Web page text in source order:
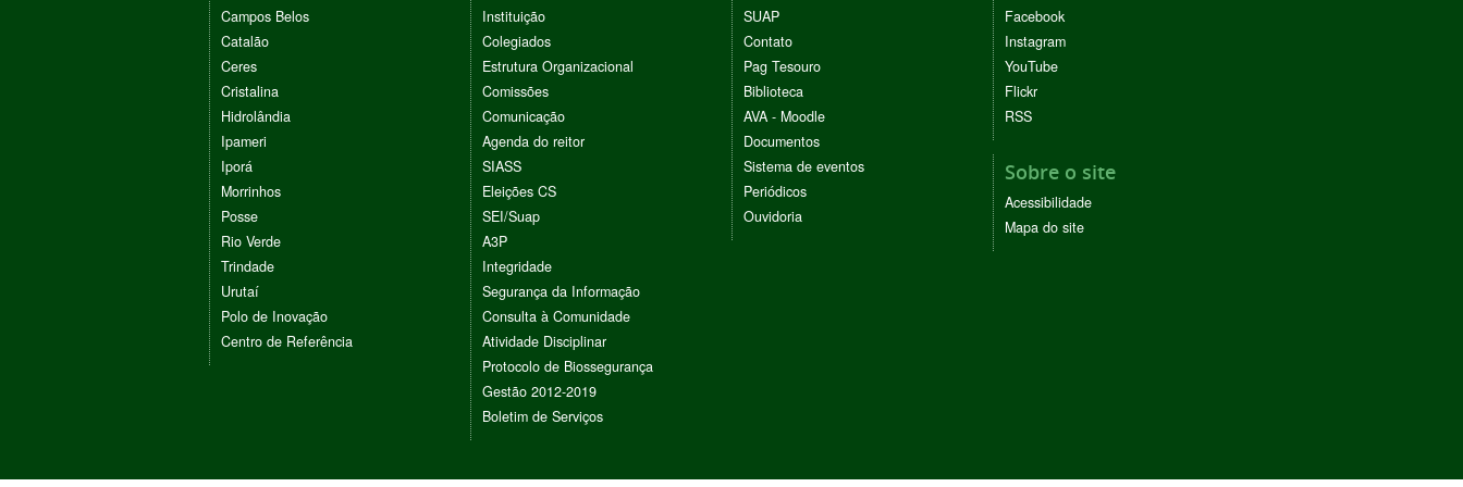
Campos Belos
Catalão
Ceres
Cristalina
Hidrolândia
Ipameri
Iporá
Morrinhos
Posse
Rio Verde
Trindade
Urutaí
Polo de Inovação
Centro de Referência
Instituição
Colegiados
Estrutura Organizacional
Comissões
Comunicação
Agenda do reitor
SIASS
Eleições CS
SEI/Suap
A3P
Integridade
Segurança da Informação
Consulta à Comunidade
Atividade Disciplinar
Protocolo de Biossegurança
Gestão 2012-2019
Boletim de Serviços
SUAP
Contato
Pag Tesouro
Biblioteca
AVA - Moodle
Documentos
Sistema de eventos
Periódicos
Ouvidoria
Facebook
Instagram
YouTube
Flickr
RSS
Sobre o site
Acessibilidade
Mapa do site